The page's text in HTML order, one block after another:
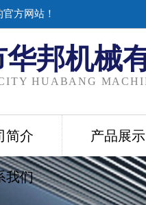
方网站！
邦机械
HUABANG
简介 产品展示
我们